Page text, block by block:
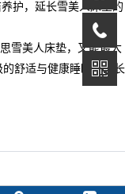
护，延长雪美人床垫的
雪美人床垫，又能最大
舒适与健康睡眠体验长